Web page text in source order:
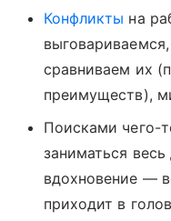
Конфликты на
сравниваем их
преимуществ),
Поисками чего-
заниматься
вдохновение —
приходит в